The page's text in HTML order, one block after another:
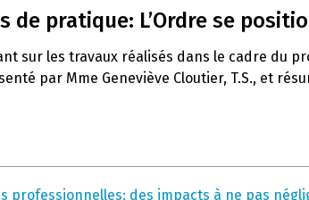
de pratique: L’Ordre se
sur les travaux réalisés dans le cadre du
par Mme Geneviève Cloutier, T.S., et
professionnelles: des impacts à ne pas